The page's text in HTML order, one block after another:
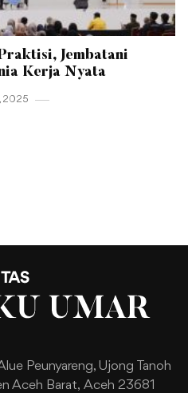
Jembatani
Kerja Nyata
2025
Peunyareng, Ujong Tanoh
Aceh Barat, Aceh 23681